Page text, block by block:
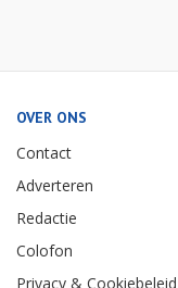
OVER ONS
Contact
Adverteren
Redactie
Colofon
Privacy & Cookiebeleid